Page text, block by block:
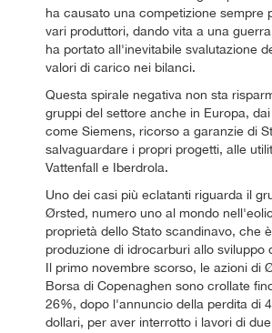
ha causato una competizione sempre
vari produttori, dando vita a una
ha portato all'inevitabile svalutazione
valori di carico nei bilanci.
Questa spirale negativa non sta
gruppi del settore anche in Europa,
come Siemens, ricorso a garanzie di
salvaguardare i propri progetti, alle
Vattenfall e Iberdrola.
Uno dei casi più eclatanti riguarda il
Ørsted, numero uno al mondo
proprietà dello Stato scandinavo, che
produzione di idrocarburi allo sviluppo
Il primo novembre scorso, le azioni di
Borsa di Copenaghen sono crollate
26%, dopo l'annuncio della perdita di
dollari, per aver interrotto i lavori di